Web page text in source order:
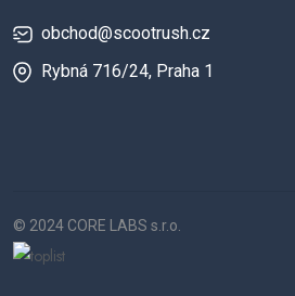
obchod@scootrush.cz
Rybná 716/24, Praha 1
© 2024 CORE LABS s.r.o.